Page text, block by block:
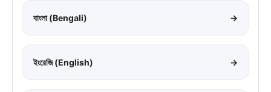
বাংলা (Bengali) →
ইংরেজি (English) →